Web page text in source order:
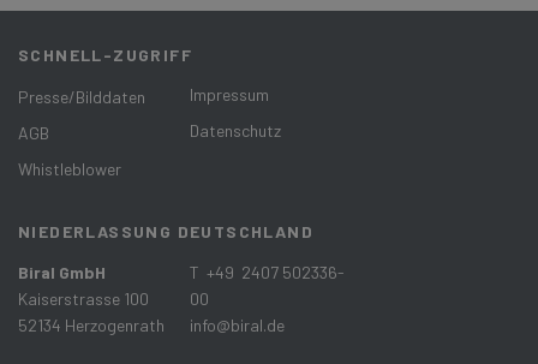
SCHNELL-ZUGRIFF
Presse/Bilddaten
AGB
Whistleblower
Impressum
Datenschutz
NIEDERLASSUNG DEUTSCHLAND
Biral GmbH
Kaiserstrasse 100
52134 Herzogenrath
T +49 2407 502336-
00
info@biral.de